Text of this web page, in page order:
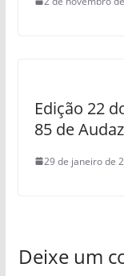
Edição 22
85 de
29 de janeiro de
Deixe um